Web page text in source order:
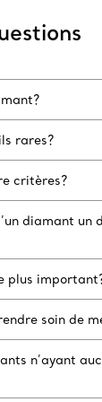
rares?
critères?
diamant un
plus
soin de
n’ayant